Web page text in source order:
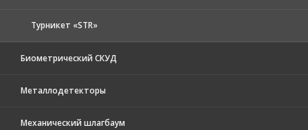
Турникет «STR»
Биометрический СКУД
Металлодетекторы
Механический шлагбаум